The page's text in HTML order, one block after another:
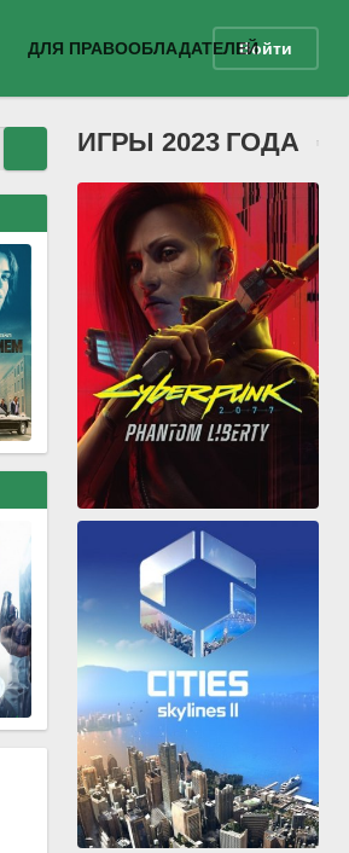
ДЛЯ ПРАВООБЛАДАТЕЛЕЙВойти
ИГРЫ 2023 ГОДА